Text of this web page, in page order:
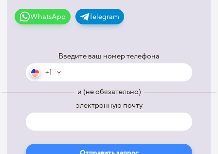
WhatsApp Telegram
Введите ваш номер телефона
+1
и (не обязательно)
электронную почту